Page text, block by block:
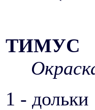
ТИМУС
1 - дольки